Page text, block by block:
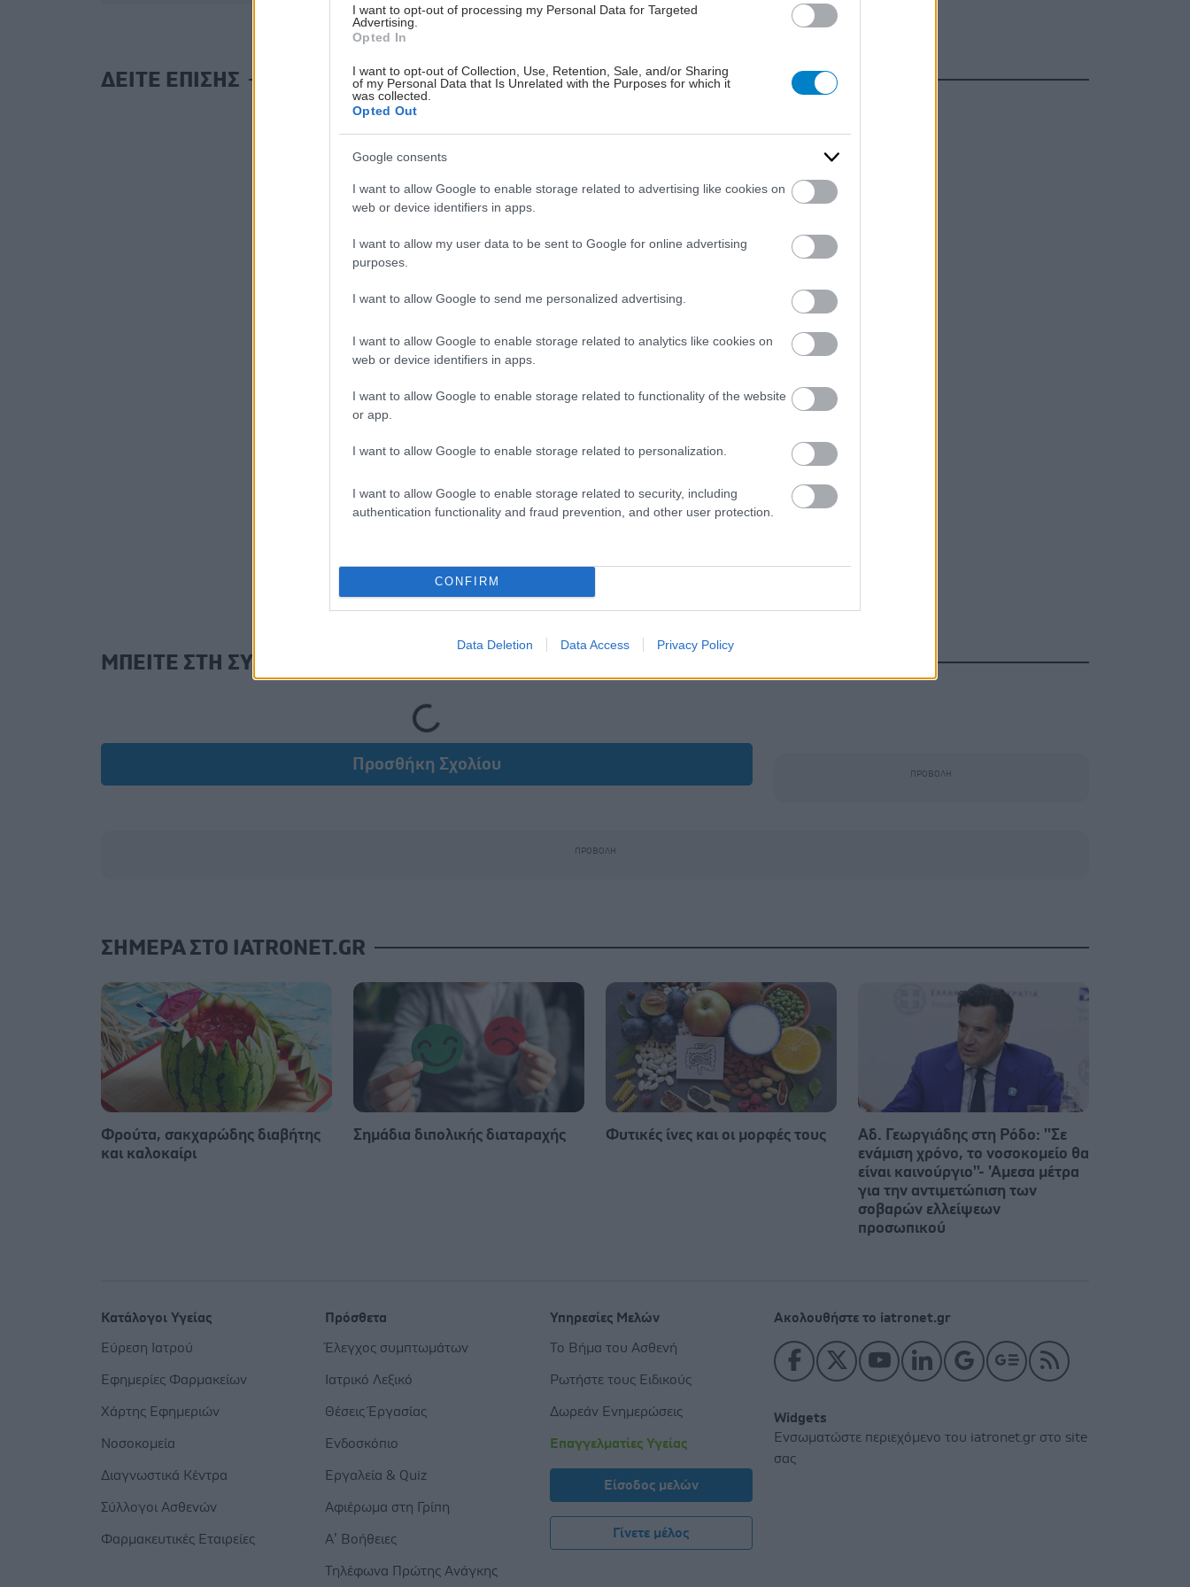
I want to opt-out of processing my Personal Data for Targeted
Advertising.
Opted In
I want to opt-out of Collection, Use, Retention, Sale, and/or Sharing
of my Personal Data that Is Unrelated with the Purposes for which it
was collected.
Opted Out
Google consents
I want to allow Google to enable storage related to advertising like cookies on
web or device identifiers in apps.
I want to allow my user data to be sent to Google for online advertising
purposes.
I want to allow Google to send me personalized advertising.
I want to allow Google to enable storage related to analytics like cookies on
web or device identifiers in apps.
I want to allow Google to enable storage related to functionality of the website
or app.
I want to allow Google to enable storage related to personalization.
I want to allow Google to enable storage related to security, including
authentication functionality and fraud prevention, and other user protection.
CONFIRM
Data Deletion Data Access Privacy Policy
ΔΕΙΤΕ ΕΠΙΣΗΣ
ΜΠΕΙΤΕ ΣΤΗ ΣΥΖΗΤΗΣΗ
Loading...
Προσθήκη Σχολίου
ΣΗΜΕΡΑ ΣΤΟ IATRONET.GR
Φρούτα, σακχαρώδης διαβήτης
και καλοκαίρι
Σημάδια διπολικής διαταραχής Φυτικές ίνες και οι μορφές τους
Αδ. Γεωργιάδης στη Ρόδο: ''Σε
ενάμιση χρόνο, το νοσοκομείο θα
είναι καινούργιο''- 'Αμεσα μέτρα
για την αντιμετώπιση των
σοβαρών ελλείψεων
προσωπικού
Ακολουθήστε το iatronet.gr
Widgets
Ενσωματώστε περιεχόμενο του iatronet.gr στο site
σας
Κατάλογοι Υγείας
Εύρεση Ιατρού
Εφημερίες Φαρμακείων
Χάρτης Εφημεριών
Νοσοκομεία
Διαγνωστικά Κέντρα
Σύλλογοι Ασθενών
Φαρμακευτικές Εταιρείες
Πρόσθετα
Έλεγχος συμπτωμάτων
Ιατρικό Λεξικό
Θέσεις Έργασίας
Ενδοσκόπιο
Εργαλεία & Quiz
Αφιέρωμα στη Γρίπη
Α’ Βοήθειες
Τηλέφωνα Πρώτης Ανάγκης
Υπηρεσίες Μελών
Το Βήμα του Ασθενή
Ρωτήστε τους Ειδικούς
Δωρεάν Ενημερώσεις
Επαγγελματίες Υγείας
Είσοδος μελών
Γίνετε μέλος